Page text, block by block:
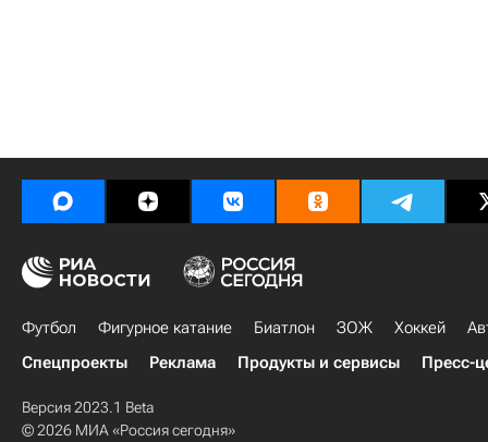
Футбол Фигурное катание Биатлон ЗОЖ Хоккей
Спецпроекты
Реклама Продукты и сервисы Пресс-
Версия 2023.1 Beta
© 2026 МИА «Россия сегодня»